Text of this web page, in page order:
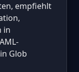
empfiehlt
in
Glob